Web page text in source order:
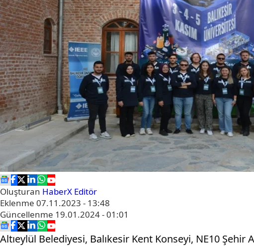
Oluşturan HaberX Editör
Eklenme 07.11.2023 - 13:48
Güncellenme 19.01.2024 - 01:01
Altıeylül Belediyesi, Balıkesir Kent Konseyi, NE10